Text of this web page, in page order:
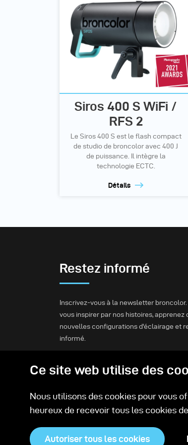
Siros 400 S WiFi /
RFS 2
Le Siros 400 S est le flash compact
de studio de broncolor avec 400 J
de puissance. Il intègre la
technologie ECTC.
Détails
Restez informé
Inscrivez-vous à la newsletter
vous inspirer par nos histoires, apprenez
nouvelles configurations d'éclairage et
informé.
S'inscrire
Ce site web utilise des
Nous utilisons des cookies pour vous
heureux de recevoir tous les cookies
Autoriser tous les cookies